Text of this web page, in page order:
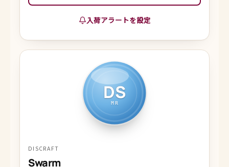
入荷アラートを設定
DS
MR
DISCRAFT
Swarm